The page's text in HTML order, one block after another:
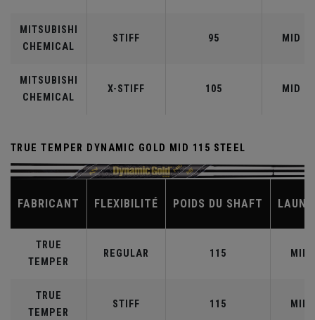
MITSUBISHI
CHEMICAL
STIFF 95 MID
MITSUBISHI
CHEMICAL
X-STIFF 105 MID
TRUE TEMPER DYNAMIC GOLD MID 115 STEEL
FABRICANT FLEXIBILITÉ POIDS DU SHAFT
TRUE
TEMPER
REGULAR 115 MID
TRUE
TEMPER
STIFF 115 MID